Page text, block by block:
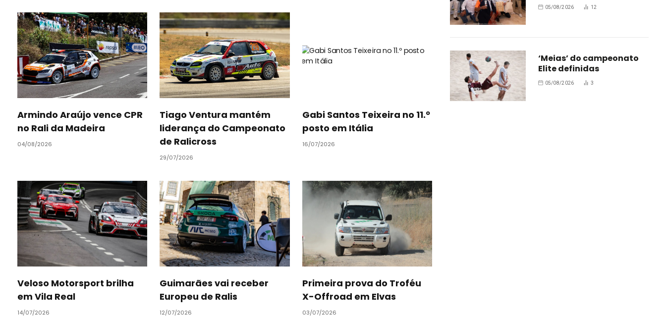
Armindo Araújo vence CPR
no Rali da Madeira
04/08/2026
Tiago Ventura mantém
liderança do Campeonato
de Ralicross
29/07/2026
Gabi Santos Teixeira no 11.º
posto em Itália
16/07/2026
Veloso Motorsport brilha
em Vila Real
14/07/2026
Guimarães vai receber
Europeu de Ralis
12/07/2026
Primeira prova do Troféu
X-Offroad em Elvas
03/07/2026
05/08/2026 12
‘Meias’ do campeonato
Elite definidas
05/08/2026 3